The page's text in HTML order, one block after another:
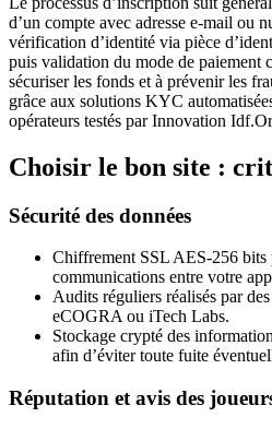
d’un compte avec adresse e‑mail ou
vérification d’identité via pièce
puis validation du mode de paiement
sécuriser les fonds et à prévenir les
grâce aux solutions KYC
opérateurs testés par Innovation
Choisir le bon site :
Sécurité des données
Chiffrement SSL AES‑256 bits
communications entre votre
Audits réguliers réalisés par
eCOGRA ou iTech Labs.
Stockage crypté des
afin d’éviter toute fuite
Réputation et avis des